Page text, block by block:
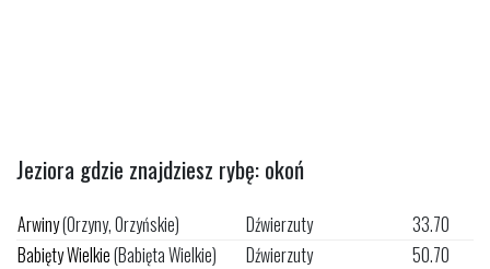
Jeziora gdzie znajdziesz rybę: okoń
Arwiny(Orzyny, Orzyńskie) Dźwierzuty
33.70
Babięty Wielkie(Babięta Wielkie) Dźwierzuty
50.70